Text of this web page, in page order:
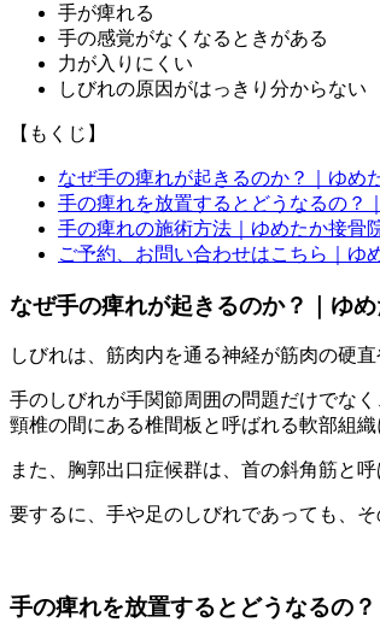
手が痺れる
手の感覚がなくなるときがある
力が入りにくい
しびれの原因がはっきり分からない
【もくじ】
なぜ手の痺れが起きるのか？｜ゆめ
手の痺れを放置するとどうなるの？
手の痺れの施術方法｜ゆめたか接骨
ご予約、お問い合わせはこちら｜ゆ
なぜ手の痺れが起きるのか？｜ゆ
しびれは、筋肉内を通る神経が筋肉の硬
手のしびれが手関節周囲の問題だけでな
頸椎の間にある椎間板と呼ばれる軟部組
また、胸郭出口症候群は、首の斜角筋と
要するに、手や足のしびれであっても、
手の痺れを放置するとどうなるの